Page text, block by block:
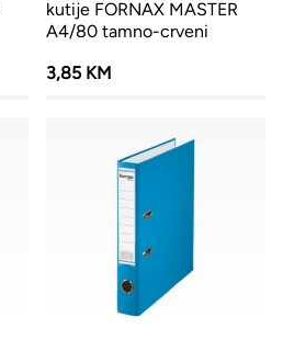
kutije FORNAX MASTER
A4/80 tamno-crveni
3,85 KM